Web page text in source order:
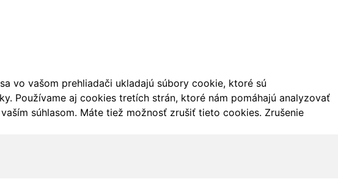
vo vašom prehliadači ukladajú súbory cookie, ktoré sú
Používame aj cookies tretích strán, ktoré nám pomáhajú analyzovať
súhlasom. Máte tiež možnosť zrušiť tieto cookies. Zrušenie